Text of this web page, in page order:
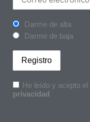
Darme de alta
Darme de baja
He leído y acepto el
privacidad